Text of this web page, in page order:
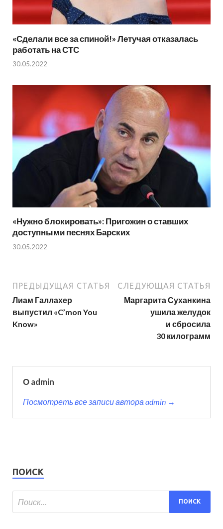
«Сделали все за спиной!» Летучая отказалась
работать на СТС
30.05.2022
«Нужно блокировать»: Пригожин о ставших
доступными песнях Барских
30.05.2022
ПРЕДЫДУЩАЯ СТАТЬЯ
Лиам Галлахер
выпустил «C’mon You
Know»
СЛЕДУЮЩАЯ СТАТЬЯ
Маргарита Суханкина
ушила желудок
и сбросила
30 килограмм
О admin
Посмотреть все записи автора admin →
ПОИСК